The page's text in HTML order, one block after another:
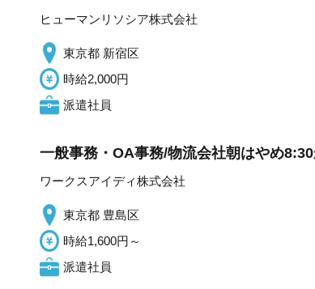
ヒューマンリソシア株式会社
東京都 新宿区
時給2,000円
派遣社員
一般事務・OA事務/物流会社朝はやめ
ワークスアイディ株式会社
東京都 豊島区
時給1,600円～
派遣社員